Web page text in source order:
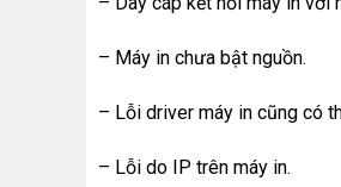
– Máy in chưa bật nguồn.
– Lỗi driver máy in cũng có
– Lỗi do IP trên máy in.